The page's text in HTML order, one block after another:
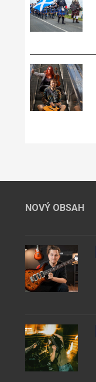
NOVÝ OBSAH